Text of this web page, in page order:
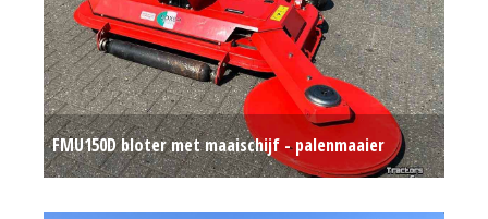
FMU150D bloter met maaischijf - palenmaaier